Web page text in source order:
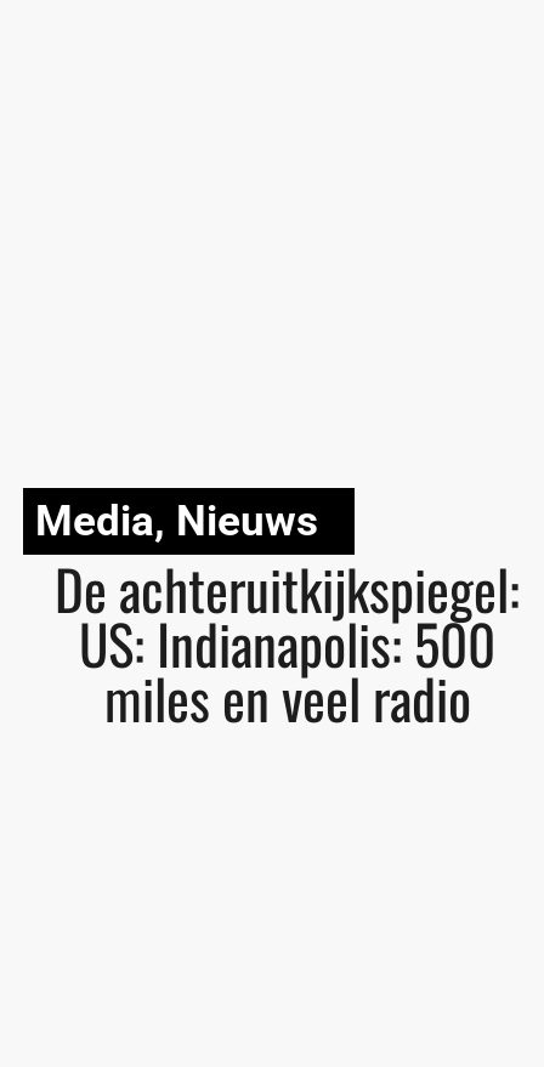
Media, Nieuws
De achteruitkijkspiegel:
US: Indianapolis: 500
miles en veel radio